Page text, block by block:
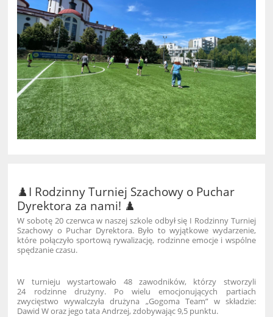
♟️I Rodzinny Turniej Szachowy o Puchar
Dyrektora za nami! ♟️
W sobotę 20 czerwca w naszej szkole odbył się I Rodzinny Turniej
Szachowy o Puchar Dyrektora. Było to wyjątkowe wydarzenie,
które połączyło sportową rywalizację, rodzinne emocje i wspólne
spędzanie czasu.
W turnieju wystartowało 48 zawodników, którzy stworzyli
24 rodzinne drużyny. Po wielu emocjonujących partiach
zwycięstwo wywalczyła drużyna „Gogoma Team” w składzie:
Dawid W oraz jego tata Andrzej, zdobywając 9,5 punktu.